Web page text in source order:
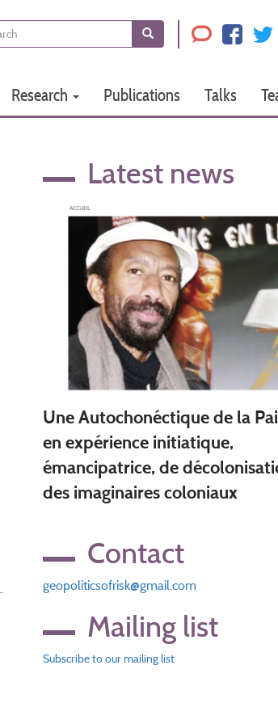
Research Publications Talks
Search
Latest news
Une Autochonéctique de la
en expérience initiatique,
émancipatrice, de
des imaginaires coloniaux
Contact
geopoliticsofrisk@gmail.com
Mailing list
Subscribe to our mailing list